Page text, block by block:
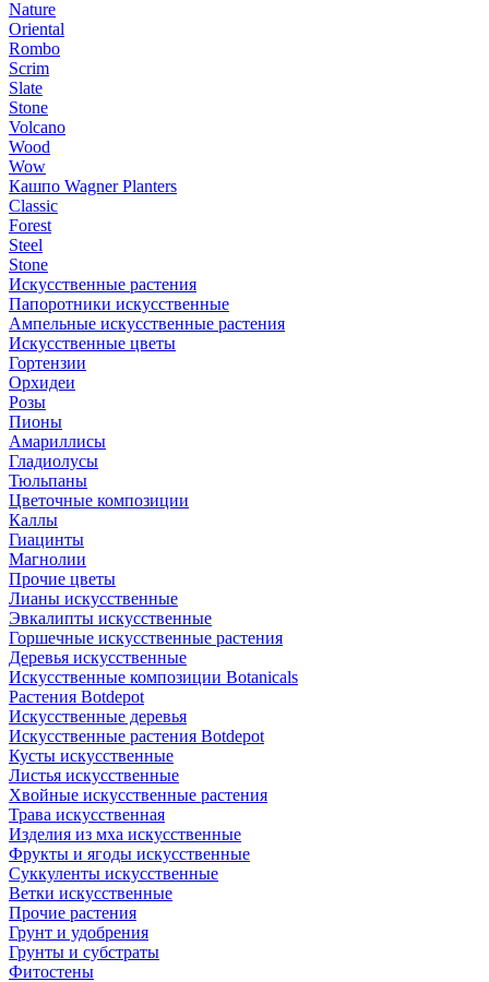
Nature
Oriental
Rombo
Scrim
Slate
Stone
Volcano
Wood
Wow
Кашпо Wagner Planters
Classic
Forest
Steel
Stone
Искусственные растения
Папоротники искусственные
Ампельные искусственные растения
Искусственные цветы
Гортензии
Орхидеи
Розы
Пионы
Амариллисы
Гладиолусы
Тюльпаны
Цветочные композиции
Каллы
Гиацинты
Магнолии
Прочие цветы
Лианы искусственные
Эвкалипты искусственные
Горшечные искусственные растения
Деревья искусственные
Искусственные композиции Botanicals
Растения Botdepot
Искусственные деревья
Искусственные растения Botdepot
Кусты искусственные
Листья искусственные
Хвойные искусственные растения
Трава искусственная
Изделия из мха искусственные
Фрукты и ягоды искусственные
Суккуленты искусственные
Ветки искусственные
Прочие растения
Грунт и удобрения
Грунты и субстраты
Фитостены